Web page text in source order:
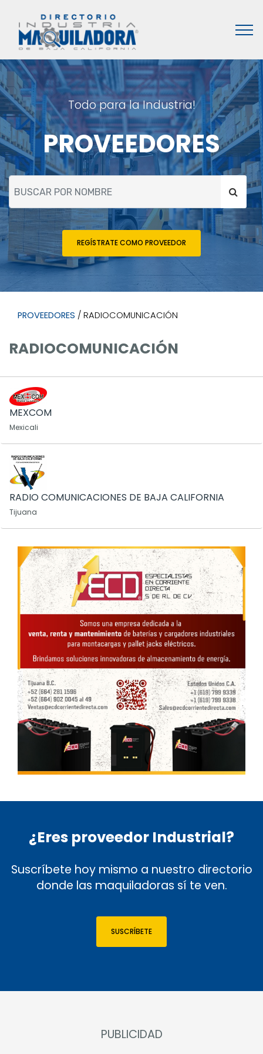
Todo para la Industria!
PROVEEDORES
REGÍSTRATE COMO PROVEEDOR
PROVEEDORES / RADIOCOMUNICACIÓN
RADIOCOMUNICACIÓN
MEXCOM
Mexicali
RADIO COMUNICACIONES DE BAJA CALIFORNIA
Tijuana
¿Eres proveedor Industrial?
Suscríbete hoy mismo a nuestro directorio
donde las maquiladoras sí te ven.
SUSCRÍBETE
PUBLICIDAD